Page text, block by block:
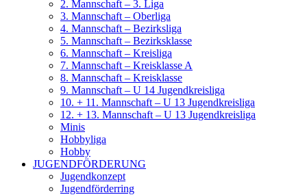
2. Mannschaft – 3. Liga
3. Mannschaft – Oberliga
4. Mannschaft – Bezirksliga
5. Mannschaft – Bezirksklasse
6. Mannschaft – Kreisliga
7. Mannschaft – Kreisklasse A
8. Mannschaft – Kreisklasse
9. Mannschaft – U 14 Jugendkreisliga
10. + 11. Mannschaft – U 13 Jugendkreisliga
12. + 13. Mannschaft – U 13 Jugendkreisliga
Minis
Hobbyliga
Hobby
JUGENDFÖRDERUNG
Jugendkonzept
Jugendförderring